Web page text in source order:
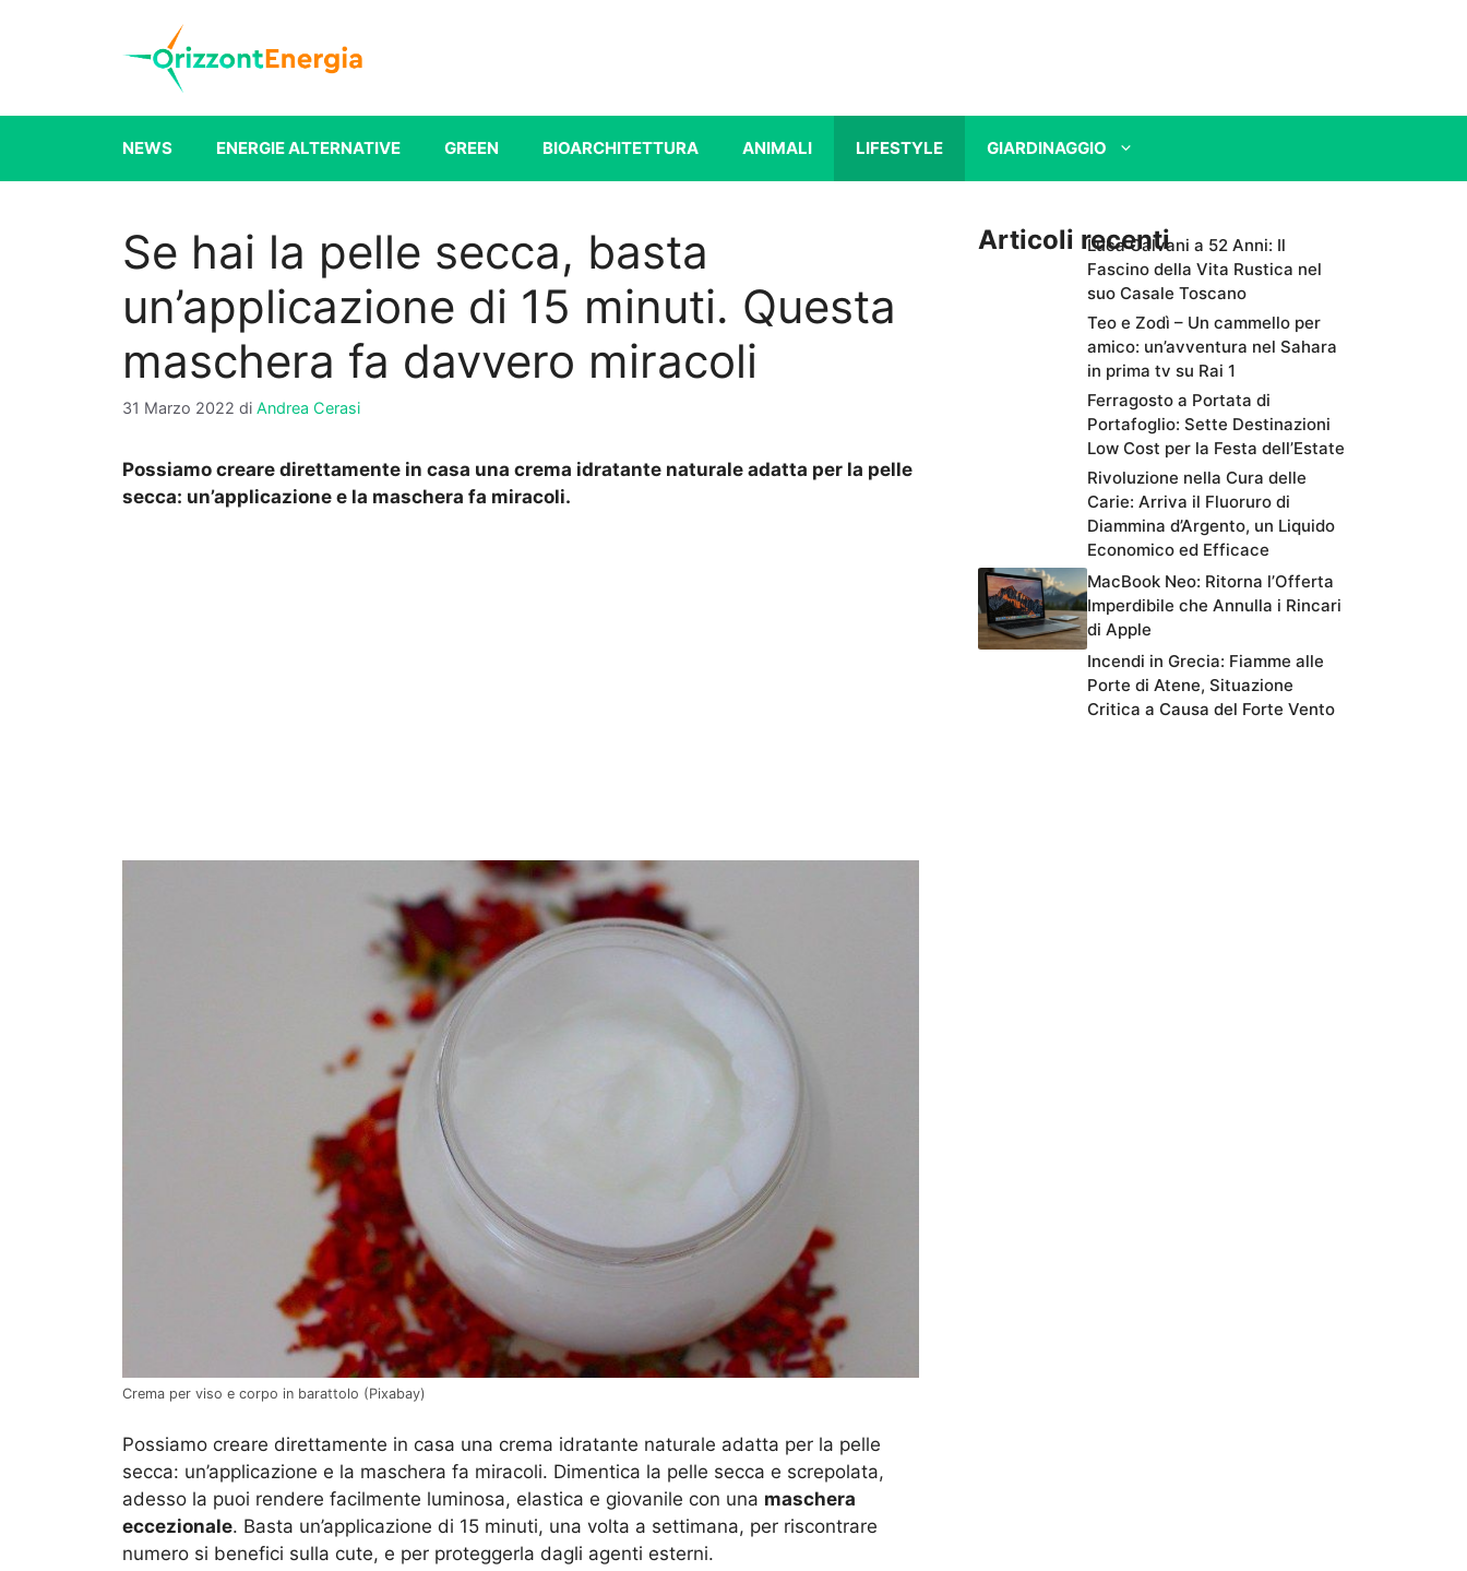
NEWS ENERGIE ALTERNATIVE GREEN BIOARCHITETTURA ANIMALI LIFESTYLE GIARDINAGGIO
Se hai la pelle secca, basta
un’applicazione di 15 minuti. Questa
maschera fa davvero miracoli
31 Marzo 2022 di Andrea Cerasi
Possiamo creare direttamente in casa una crema idratante naturale adatta per la pelle
secca: un’applicazione e la maschera fa miracoli.
Crema per viso e corpo in barattolo (Pixabay)
Possiamo creare direttamente in casa una crema idratante naturale adatta per la pelle
secca: un’applicazione e la maschera fa miracoli. Dimentica la pelle secca e screpolata,
adesso la puoi rendere facilmente luminosa, elastica e giovanile con una maschera
eccezionale. Basta un’applicazione di 15 minuti, una volta a settimana, per riscontrare
numero si benefici sulla cute, e per proteggerla dagli agenti esterni.
Articoli recentiLuca Calvani a 52 Anni: Il
Fascino della Vita Rustica nel
suo Casale Toscano
Teo e Zodì – Un cammello per
amico: un’avventura nel Sahara
in prima tv su Rai 1
Ferragosto a Portata di
Portafoglio: Sette Destinazioni
Low Cost per la Festa dell’Estate
Rivoluzione nella Cura delle
Carie: Arriva il Fluoruro di
Diammina d’Argento, un Liquido
Economico ed Efficace
MacBook Neo: Ritorna l’Offerta
Imperdibile che Annulla i Rincari
di Apple
Incendi in Grecia: Fiamme alle
Porte di Atene, Situazione
Critica a Causa del Forte Vento